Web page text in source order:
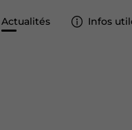
Actualités Infos